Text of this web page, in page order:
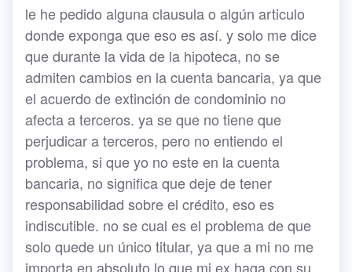
le he pedido alguna clausula o algún articulo
donde exponga que eso es así. y solo me dice
que durante la vida de la hipoteca, no se
admiten cambios en la cuenta bancaria, ya que
el acuerdo de extinción de condominio no
afecta a terceros. ya se que no tiene que
perjudicar a terceros, pero no entiendo el
problema, si que yo no este en la cuenta
bancaria, no significa que deje de tener
responsabilidad sobre el crédito, eso es
indiscutible. no se cual es el problema de que
solo quede un único titular, ya que a mi no me
importa en absoluto lo que mi ex haga con su